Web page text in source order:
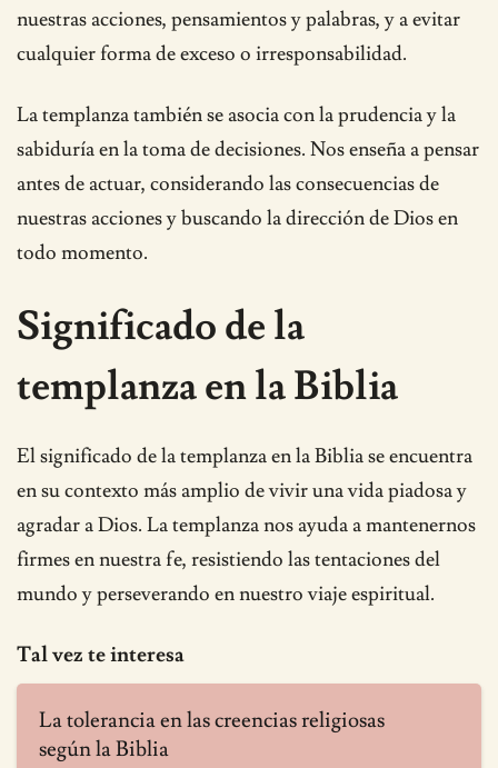
nuestras acciones, pensamientos y palabras, y a evitar
cualquier forma de exceso o irresponsabilidad.
La templanza también se asocia con la prudencia y la
sabiduría en la toma de decisiones. Nos enseña a pensar
antes de actuar, considerando las consecuencias de
nuestras acciones y buscando la dirección de Dios en
todo momento.
Significado de la
templanza en la Biblia
El significado de la templanza en la Biblia se encuentra
en su contexto más amplio de vivir una vida piadosa y
agradar a Dios. La templanza nos ayuda a mantenernos
firmes en nuestra fe, resistiendo las tentaciones del
mundo y perseverando en nuestro viaje espiritual.
Tal vez te interesa
La tolerancia en las creencias religiosas
según la Biblia